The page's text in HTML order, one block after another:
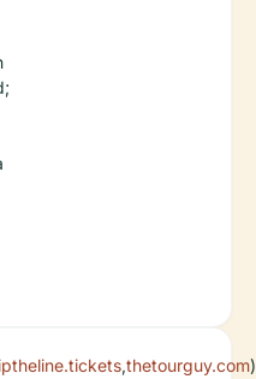
,thetourguy.com